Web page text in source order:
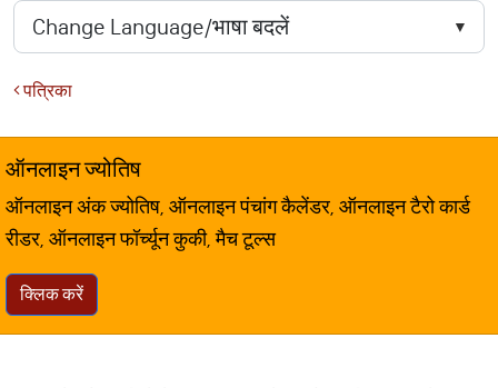
पत्रिका
ऑनलाइन ज्योतिष
ऑनलाइन अंक ज्योतिष, ऑनलाइन पंचांग कैलेंडर, ऑनलाइन टैरो कार्ड
रीडर, ऑनलाइन फॉर्च्यून कुकी, मैच टूल्स
क्लिक करें